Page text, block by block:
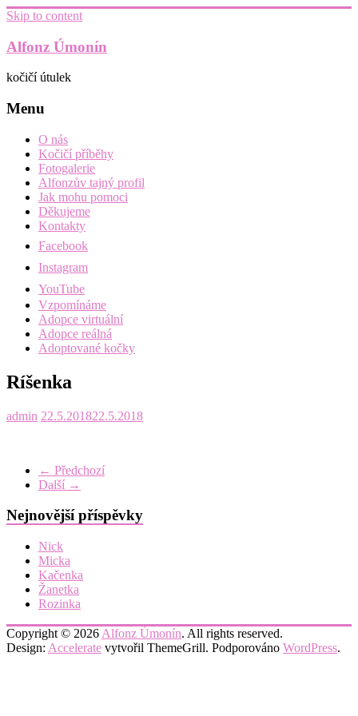
Skip to content
Alfonz Úmonín
kočičí útulek
Menu
O nás
Kočičí příběhy
Fotogalerie
Alfonzův tajný profil
Jak mohu pomoci
Děkujeme
Kontakty
Facebook
Instagram
YouTube
Vzpomínáme
Adopce virtuální
Adopce reálná
Adoptované kočky
Ríšenka
admin 22.5.201822.5.2018
← Předchozí
Další →
Nejnovější příspěvky
Nick
Micka
Kačenka
Žanetka
Rozinka
Copyright © 2026 Alfonz Úmonín. All rights reserved.
Design: Accelerate vytvořil ThemeGrill. Podporováno WordPress.